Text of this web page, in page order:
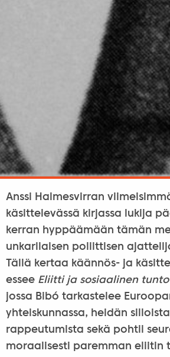
Anssi Halmesvirran
käsittelevässä kirjassa lukija
kerran hyppäämään tämän
unkarilaisen poliittisen
Tällä kertaa käännös- ja
essee Eliitti ja sosiaalinen tunto
jossa Bibó tarkastelee
yhteiskunnassa, heidän
rappeutumista sekä pohtii
moraalisesti paremman eliitin